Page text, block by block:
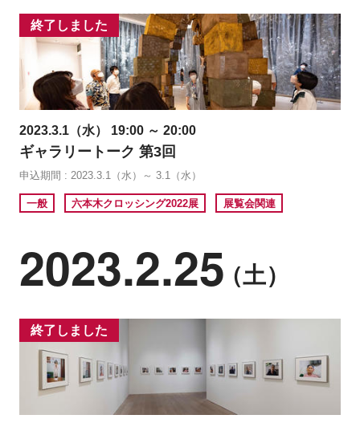
終了しました
2023.3.1（水） 19:00 ～ 20:00
ギャラリートーク 第3回
申込期間 : 2023.3.1（水）～ 3.1（水）
一般 六本木クロッシング2022展 展覧会関連
2023.2.25（土）
終了しました